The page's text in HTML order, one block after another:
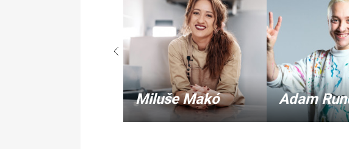
Miluše Makó Adam